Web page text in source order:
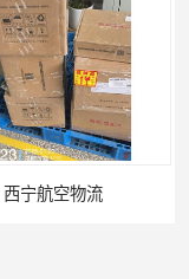
西宁航空物流